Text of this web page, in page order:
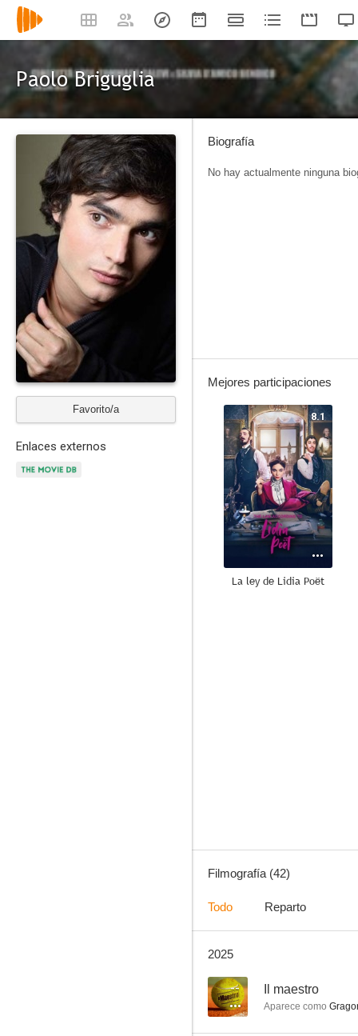
Paolo Briguglia
Favorito/a
Enlaces externos
Biografía
No hay actualmente ninguna
Mejores participaciones
8.1
La ley de Lidia Poët
Filmografía (42)
Todo Reparto
2025
-- Il maestro
Aparece como